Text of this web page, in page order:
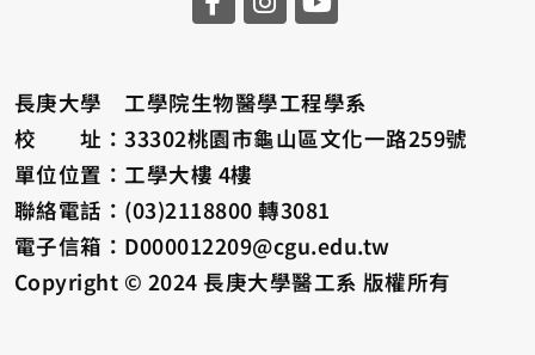
長庚大學 工學院生物醫學工程學系
校 址：33302桃園市龜山區文化一路259號
單位位置：工學大樓 4樓
聯絡電話：(03)2118800 轉3081
電子信箱：D000012209@cgu.edu.tw
Copyright © 2024 長庚大學醫工系 版權所有